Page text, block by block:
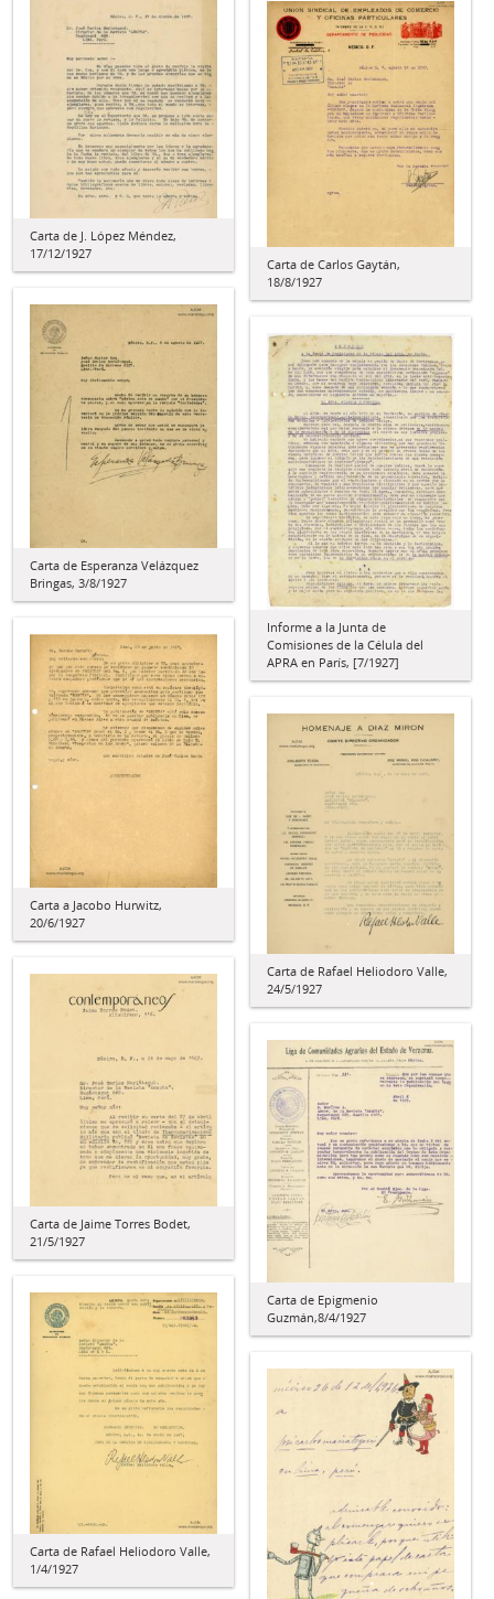
Carta de J. López Méndez,
17/12/1927
Carta de Carlos Gaytán,
18/8/1927
Carta de Esperanza Velázquez
Bringas, 3/8/1927
Informe a la Junta de
Comisiones de la Célula del
APRA en París, [7/1927]
Carta a Jacobo Hurwitz,
20/6/1927
Carta de Rafael Heliodoro Valle,
24/5/1927
Carta de Jaime Torres Bodet,
21/5/1927
Carta de Epigmenio
Guzmán,8/4/1927
Carta de Rafael Heliodoro Valle,
1/4/1927